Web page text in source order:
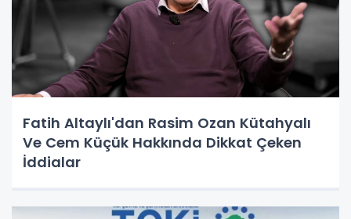
Fatih Altaylı'dan Rasim Ozan Kütahyalı
Ve Cem Küçük Hakkında Dikkat Çeken
İddialar